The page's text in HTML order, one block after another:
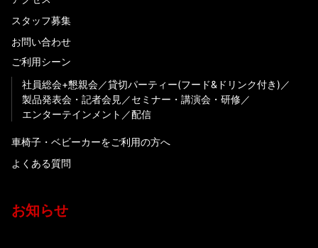
スタッフ募集
お問い合わせ
ご利用シーン
社員総会+懇親会
貸切パーティー(フード&ドリンク付き)
製品発表会・記者会見
セミナー・講演会・研修
エンターテインメント
配信
車椅子・ベビーカーをご利用の方へ
よくある質問
お知らせ